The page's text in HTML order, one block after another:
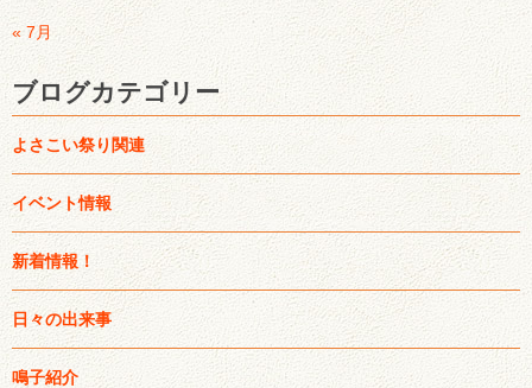
« 7月
ブログカテゴリー
よさこい祭り関連
イベント情報
新着情報！
日々の出来事
鳴子紹介